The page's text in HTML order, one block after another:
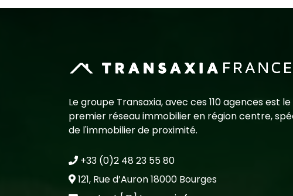
Le groupe Transaxia, avec ces 110 agences est le
premier réseau immobilier en région centre,
de l'immobilier de proximité.
+33 (0)2 48 23 55 80
121, Rue d’Auron 18000 Bourges